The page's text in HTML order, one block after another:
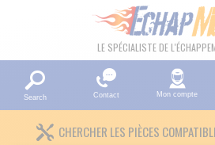
LE SPÉCIALISTE DE
Search Contact Mon compte
CHERCHER LES PIÈCES